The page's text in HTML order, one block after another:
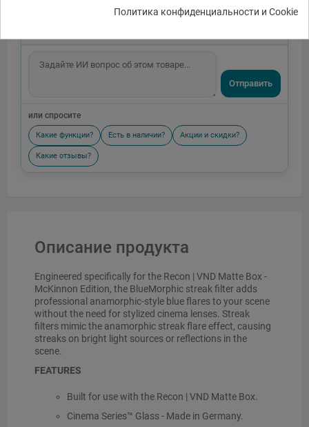
Политика конфиденциальности и Cookie
Отправить
или спросите
Какие функции? Есть в наличии? Акции и скидки?
Какие отзывы?
Описание продукта
Engineered specifically for the Recon | VND Matte Box -
McKinnon Edition, the BlueMorphic streak filter adds
professional anamorphic-style blue flares to your scene
without the need for stylized cinema lenses. Streak
filters mimic the anamorphic streak flare effect, causing
streaks on bright light sources or reflections in the
scene.
FEATURES
Built for use with the Recon | VND Matte Box.
Cinema Series™ Glass - Made in Germany.